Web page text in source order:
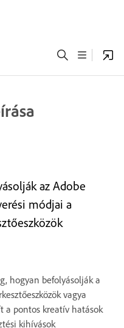
az Adobe
módjai a
hogyan befolyásolják a
vagya
a pontos kreatív hatások
kihívások